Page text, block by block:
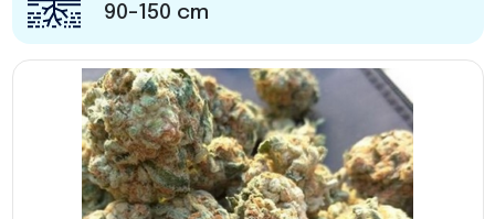
90-150 cm